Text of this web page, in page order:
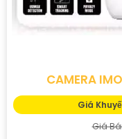
CAMERA
Giá
Giá